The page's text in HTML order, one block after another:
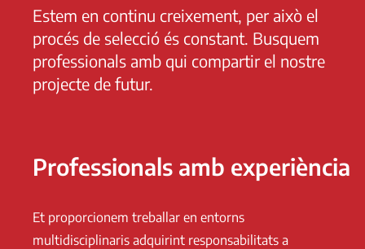
Estem en continu creixement, per això el
procés de selecció és constant. Busquem
professionals amb qui compartir el nostre
projecte de futur.
Professionals amb experiència
Et proporcionem treballar en entorns
multidisciplinaris adquirint responsabilitats a